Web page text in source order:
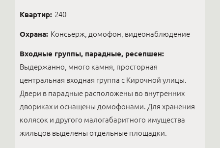
Квартир: 240
Охрана: Консьерж, домофон, видеонаблюдение
Входные группы, парадные, ресепшен:
Выдержанно, много камня, просторная
центральная входная группа с Кирочной улицы.
Двери в парадные расположены во внутренних
двориках и оснащены домофонами. Для хранения
колясок и другого малогабаритного имущества
жильцов выделены отдельные площадки.